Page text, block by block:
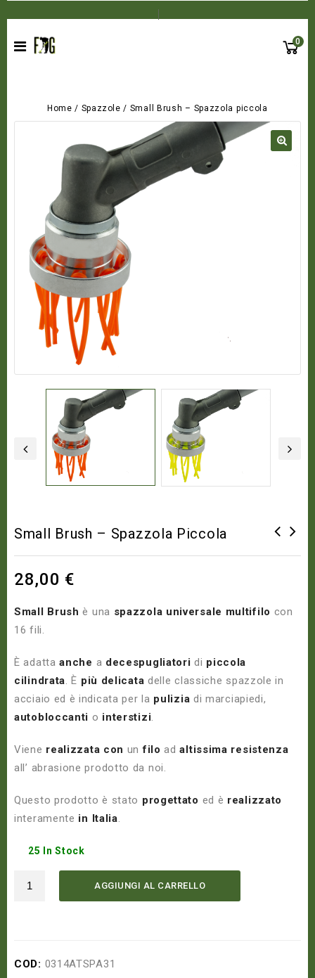
0
Home / Spazzole / Small Brush – Spazzola piccola
Small Brush – Spazzola Piccola
28,00 €
Small Brush è una spazzola universale multifilo con
16 fili.
È adattaanche a decespugliatori di piccola
cilindrata. È più delicata delle classiche spazzole in
acciaio ed è indicata per la pulizia di marciapiedi,
autobloccanti o interstizi.
Viene realizzata con unfilo adaltissima resistenza
all’ abrasione prodotto da noi.
Questo prodotto è stato progettato ed è realizzato
interamente in Italia.
25 In Stock
AGGIUNGI AL CARRELLO
COD: 0314ATSPA31